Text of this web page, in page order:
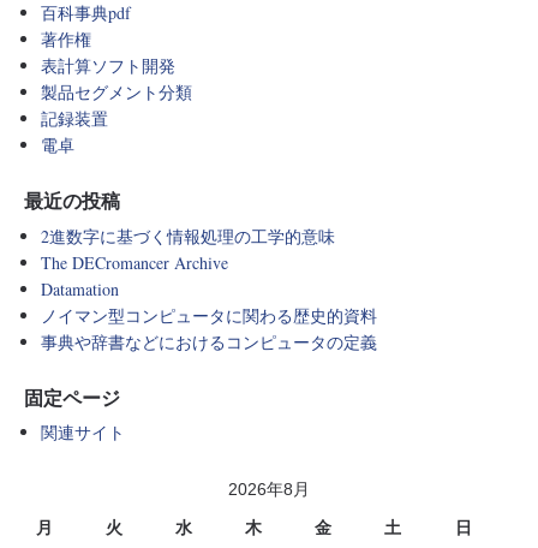
百科事典pdf
著作権
表計算ソフト開発
製品セグメント分類
記録装置
電卓
最近の投稿
2進数字に基づく情報処理の工学的意味
The DECromancer Archive
Datamation
ノイマン型コンピュータに関わる歴史的資料
事典や辞書などにおけるコンピュータの定義
固定ページ
関連サイト
2026年8月
月
火 水 木 金 土 日